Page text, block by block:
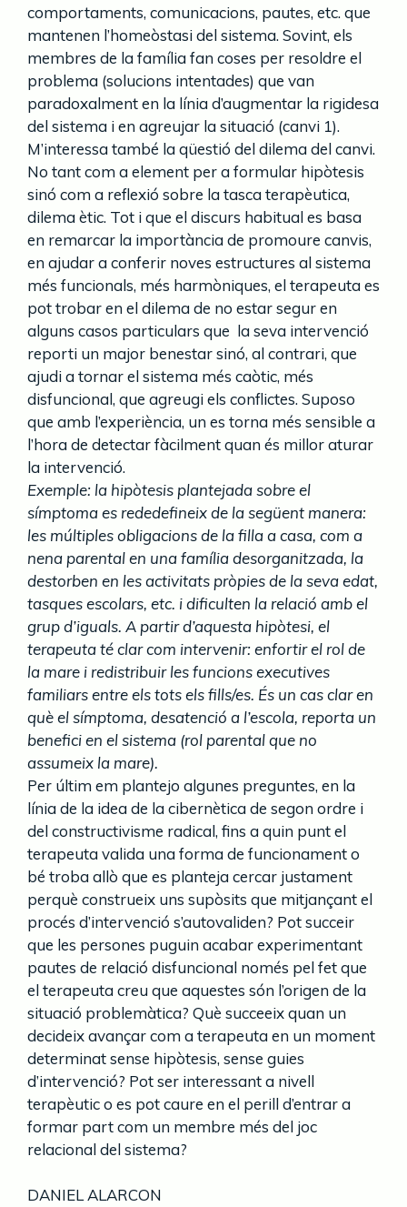
comportaments, comunicacions, pautes, etc. que
mantenen l’homeòstasi del sistema. Sovint, els
membres de la família fan coses per resoldre el
problema (solucions intentades) que van
paradoxalment en la línia d’augmentar la rigidesa
del sistema i en agreujar la situació (canvi 1).
M’interessa també la qüestió del dilema del canvi.
No tant com a element per a formular hipòtesis
sinó com a reflexió sobre la tasca terapèutica,
dilema ètic. Tot i que el discurs habitual es basa
en remarcar la importància de promoure canvis,
en ajudar a conferir noves estructures al sistema
més funcionals, més harmòniques, el terapeuta es
pot trobar en el dilema de no estar segur en
alguns casos particulars que la seva intervenció
reporti un major benestar sinó, al contrari, que
ajudi a tornar el sistema més caòtic, més
disfuncional, que agreugi els conflictes. Suposo
que amb l’experiència, un es torna més sensible a
l’hora de detectar fàcilment quan és millor aturar
la intervenció.
Exemple: la hipòtesis plantejada sobre el
símptoma es rededefineix de la següent manera:
les múltiples obligacions de la filla a casa, com a
nena parental en una família desorganitzada, la
destorben en les activitats pròpies de la seva edat,
tasques escolars, etc. i dificulten la relació amb el
grup d’iguals. A partir d’aquesta hipòtesi, el
terapeuta té clar com intervenir: enfortir el rol de
la mare i redistribuir les funcions executives
familiars entre els tots els fills/es. És un cas clar en
què el símptoma, desatenció a l’escola, reporta un
benefici en el sistema (rol parental que no
assumeix la mare).
Per últim em plantejo algunes preguntes, en la
línia de la idea de la cibernètica de segon ordre i
del constructivisme radical, fins a quin punt el
terapeuta valida una forma de funcionament o
bé troba allò que es planteja cercar justament
perquè construeix uns supòsits que mitjançant el
procés d’intervenció s’autovaliden? Pot succeir
que les persones puguin acabar experimentant
pautes de relació disfuncional només pel fet que
el terapeuta creu que aquestes són l’origen de la
situació problemàtica? Què succeeix quan un
decideix avançar com a terapeuta en un moment
determinat sense hipòtesis, sense guies
d’intervenció? Pot ser interessant a nivell
terapèutic o es pot caure en el perill d’entrar a
formar part com un membre més del joc
relacional del sistema?
DANIEL ALARCON